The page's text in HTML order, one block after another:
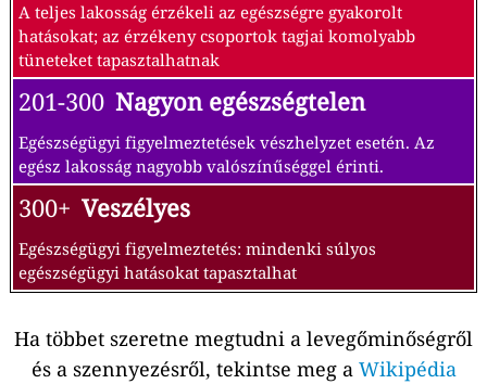
A teljes lakosság érzékeli az egészségre gyakorolt
hatásokat; az érzékeny csoportok tagjai komolyabb
tüneteket tapasztalhatnak
201-300 Nagyon egészségtelen
Egészségügyi figyelmeztetések vészhelyzet esetén. Az
egész lakosság nagyobb valószínűséggel érinti.
300+ Veszélyes
Egészségügyi figyelmeztetés: mindenki súlyos
egészségügyi hatásokat tapasztalhat
Ha többet szeretne megtudni a levegőminőségről
és a szennyezésről, tekintse meg a Wikipédia